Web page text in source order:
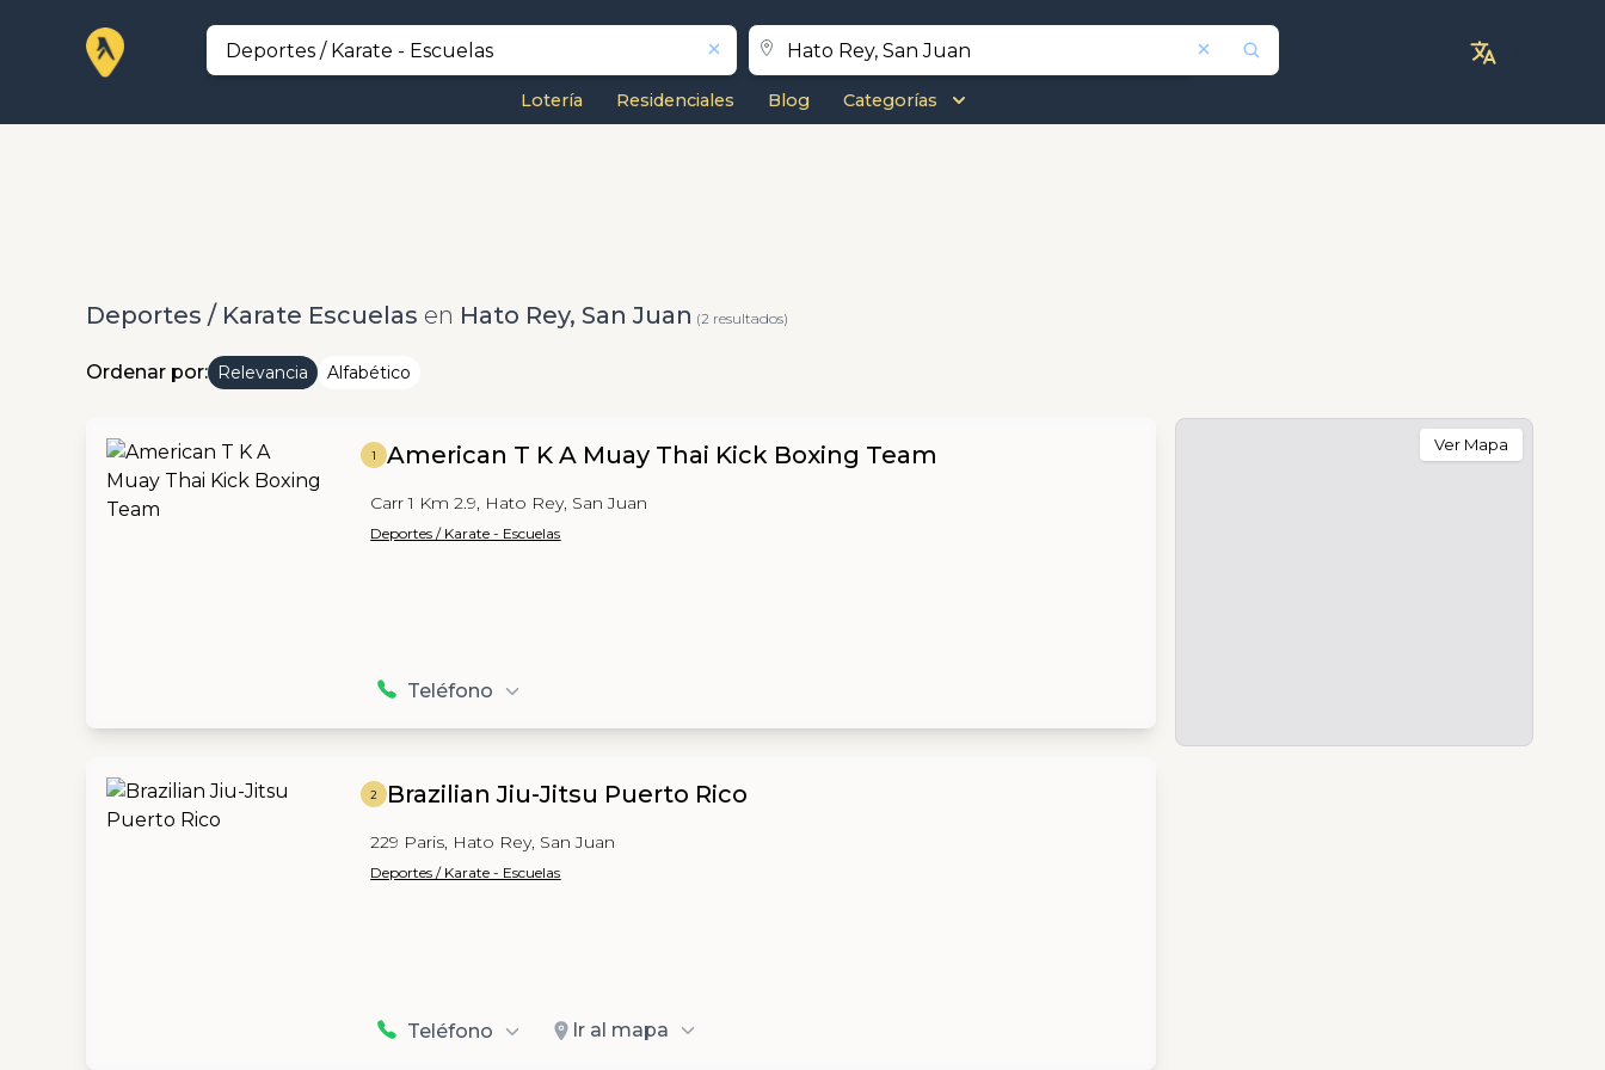
Lotería Residenciales Blog Categorías
Deportes / Karate Escuelas en Hato Rey, San Juan (2 resultados)
Ordenar por: Relevancia Alfabético
1 American T K A Muay Thai Kick Boxing Team
Carr 1 Km 2.9, Hato Rey, San Juan
Deportes / Karate - Escuelas
Teléfono
2 Brazilian Jiu-Jitsu Puerto Rico
229 Paris, Hato Rey, San Juan
Deportes / Karate - Escuelas
Teléfono Ir al mapa
Ver Mapa